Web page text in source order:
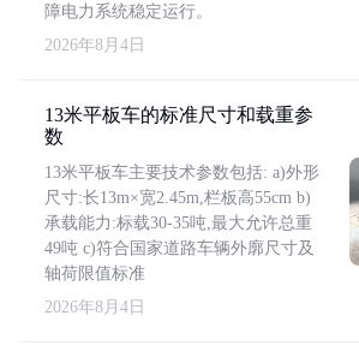
障电力系统稳定运行。
2026年8月4日
13米平板车的标准尺寸和载重参
数
13米平板车主要技术参数包括: a)外形
尺寸:长13m×宽2.45m,栏板高55cm b)
承载能力:标载30-35吨,最大允许总重
49吨 c)符合国家道路车辆外廓尺寸及
轴荷限值标准
2026年8月4日